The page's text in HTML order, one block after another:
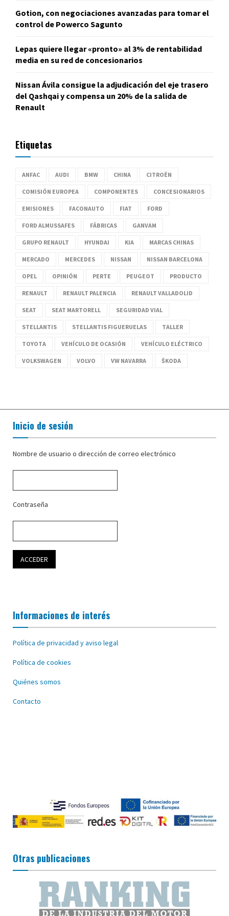
Gotion, con negociaciones avanzadas para tomar el
control de Powerco Sagunto
Lepas quiere llegar «pronto» al 3% de rentabilidad
media en su red de concesionarios
Nissan Ávila consigue la adjudicación del eje trasero
del Qashqai y compensa un 20% de la salida de
Renault
Etiquetas
ANFAC AUDI BMW CHINA CITROËN
COMISIÓN EUROPEA COMPONENTES CONCESIONARIOS
EMISIONES FACONAUTO FIAT FORD
FORD ALMUSSAFES FÁBRICAS GANVAM
GRUPO RENAULT HYUNDAI KIA MARCAS CHINAS
MERCADO MERCEDES NISSAN NISSAN BARCELONA
OPEL OPINIÓN PERTE PEUGEOT PRODUCTO
RENAULT RENAULT PALENCIA RENAULT VALLADOLID
SEAT SEAT MARTORELL SEGURIDAD VIAL
STELLANTIS STELLANTIS FIGUERUELAS TALLER
TOYOTA VEHÍCULO DE OCASIÓN VEHÍCULO ELÉCTRICO
VOLKSWAGEN VOLVO VW NAVARRA ŠKODA
Inicio de sesión
Nombre de usuario o dirección de correo electrónico
Contraseña
Informaciones de interés
Política de privacidad y aviso legal
Política de cookies
Quiénes somos
Contacto
Otras publicaciones